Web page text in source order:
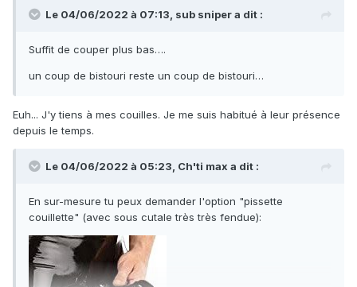
Le 04/06/2022 à 07:13, sub snipera dit :
Suffit de couper plus bas….
un coup de bistouri reste un coup de bistouri…
Euh... J'y tiens à mes couilles. Je me suis habitué à leur présence
depuis le temps.
Le 04/06/2022 à 05:23, Ch'ti max a dit :
En sur-mesure tu peux demander l'option "pissette
couillette" (avec sous cutale très très fendue):